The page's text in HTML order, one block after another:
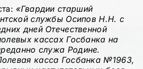
«Гвардии старший
службы Осипов Н.Н. с
дней Отечественной
кассах Госбанка на
служа Родине.
касса Госбанка №1963,